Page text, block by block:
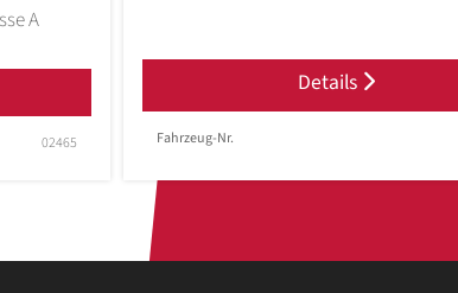
A
02465
Details
Fahrzeug-Nr.